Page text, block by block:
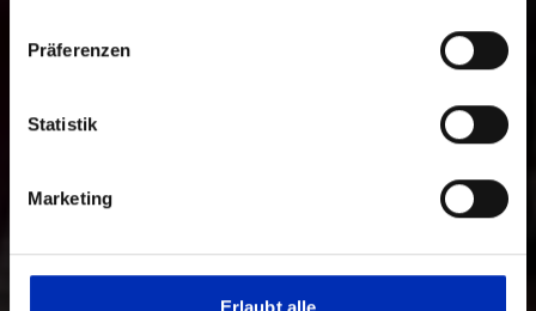
Präferenzen
Statistik
Marketing
Erlaubt alle